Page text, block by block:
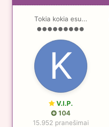
Tokia kokia esu...
V.I.P.
104
15.952 pranešimai